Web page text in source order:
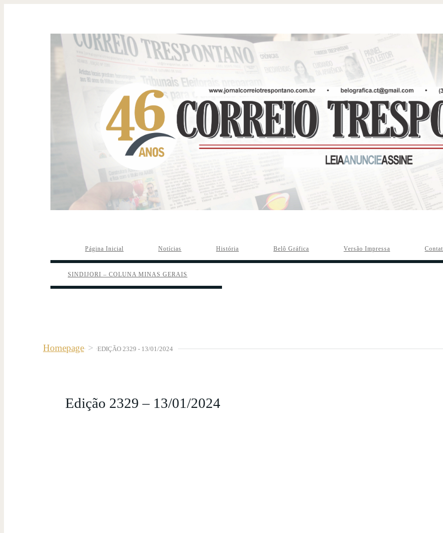
Página Inicial Notícias História Belô Gráfica Versão Impressa
SINDIJORI – COLUNA MINAS GERAIS
Homepage > EDIÇÃO 2329 - 13/01/2024
Edição 2329 – 13/01/2024